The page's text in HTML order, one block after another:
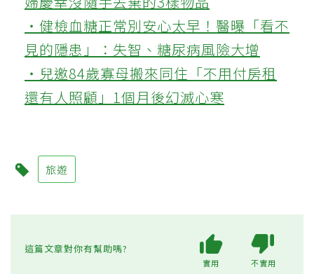
‧健檢血糖正常別安心太早！醫曝「看不
見的隱患」：失智、糖尿病風險大增
‧兒邀84歲寡母搬來同住「不用付房租
還有人照顧」1個月後幻滅心寒
旅遊
這篇文章對你有幫助嗎?
實用 不實用